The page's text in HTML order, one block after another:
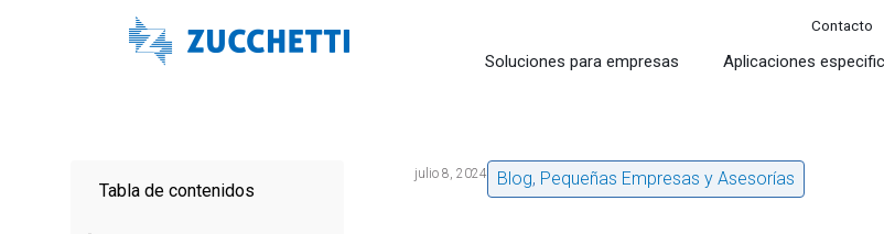
Contacto
Soluciones para empresas Aplicaciones
Tabla de contenidos
julio 8, 2024 Blog, Pequeñas Empresas y Asesorías